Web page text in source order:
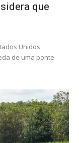
que
Unidos
de uma ponte